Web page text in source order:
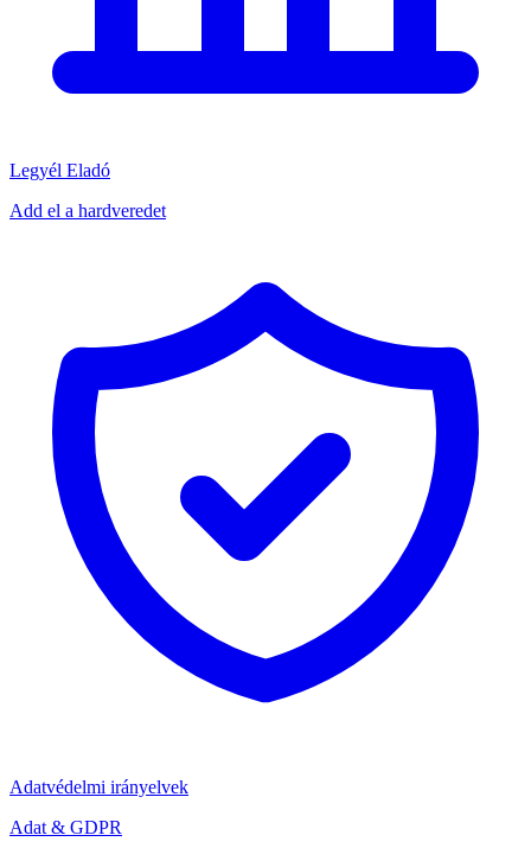
Legyél Eladó
Add el a hardveredet
Adatvédelmi irányelvek
Adat & GDPR